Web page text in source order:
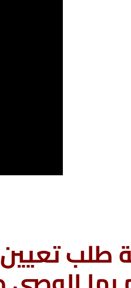
تعيين